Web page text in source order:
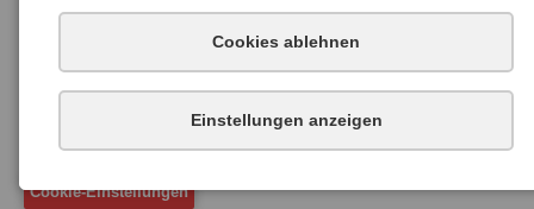
Cookies ablehnen
Einstellungen anzeigen
Cookie-Einstellungen